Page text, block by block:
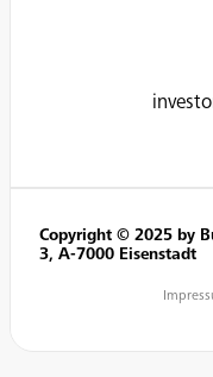
Copyright © 2025 by
3, A-7000 Eisenstadt